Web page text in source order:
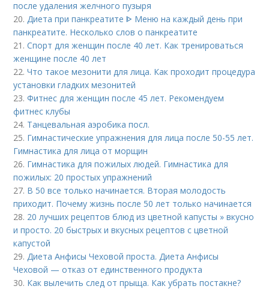
после удаления желчного пузыря
20.Диета при панкреатите ᐈ Меню на каждый день при
панкреатите. Несколько слов о панкреатите
21.Спорт для женщин после 40 лет. Как тренироваться
женщине после 40 лет
22.Что такое мезонити для лица. Как проходит процедура
установки гладких мезонитей
23.Фитнес для женщин после 45 лет. Рекомендуем
фитнес клубы
24. Танцевальная аэробика посл.
25. Гимнастические упражнения для лица после 50-55 лет.
Гимнастика для лица от морщин
26. Гимнастика для пожилых людей. Гимнастика для
пожилых: 20 простых упражнений
27. В 50 все только начинается. Вторая молодость
приходит. Почему жизнь после 50 лет только начинается
28. 20 лучших рецептов блюд из цветной капусты » вкусно
и просто. 20 быстрых и вкусных рецептов с цветной
капустой
29.Диета Анфисы Чеховой проста. Диета Анфисы
Чеховой — отказ от единственного продукта
30. Как вылечить след от прыща. Как убрать постакне?